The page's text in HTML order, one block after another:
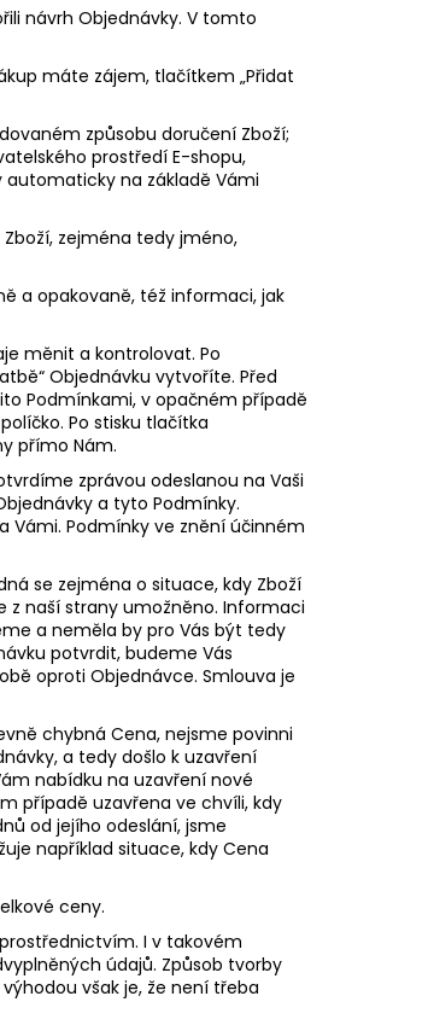
návrh Objednávky. V tomto
máte zájem, tlačítkem „Přidat
způsobu doručení Zboží;
prostředí E-shopu,
na základě Vámi
zejména tedy jméno,
a opakovaně, též informaci, jak
měnit a kontrolovat. Po
Objednávku vytvoříte. Před
Podmínkami, v opačném případě
Po stisku tlačítka
přímo Nám.
zprávou odeslanou na Vaši
a tyto Podmínky.
Vámi. Podmínky ve znění účinném
se zejména o situace, kdy Zboží
z naší strany umožněno. Informaci
a neměla by pro Vás být tedy
potvrdit, budeme Vás
oproti Objednávce. Smlouva je
chybná Cena, nejsme povinni
a tedy došlo k uzavření
nabídku na uzavření nové
případě uzavřena ve chvíli, kdy
od jejího odeslání, jsme
například situace, kdy Cena
ceny.
I v takovém
údajů. Způsob tvorby
však je, že není třeba